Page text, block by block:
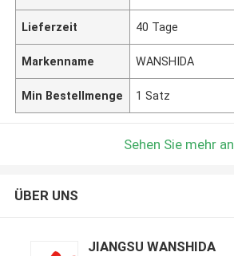
Lieferzeit 40 Tage
Markenname WANSHIDA
Min Bestellmenge 1 Satz
Sehen Sie mehr an
ÜBER UNS
JIANGSU WANSHIDA